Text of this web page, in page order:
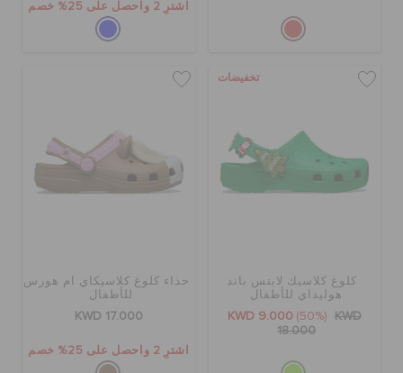
اشترِ 2 واحصل على 25% خصم
تخفيضات
كلوغ كلاسيك لايتس باند
هوليداي للأطفال
KWD 9.000 (50%)
KWD
18.000
حذاء كلوغ كلاسيكآي آم هورس
للأطفال
KWD 17.000
اشترِ 2 واحصل على 25% خصم